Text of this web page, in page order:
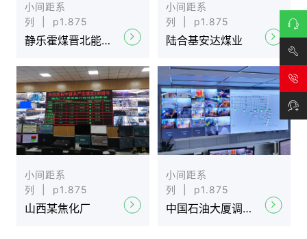
小间距系
列 | p1.875
静乐霍煤晋北能化公司
小间距系
列 | p1.875
陆合基安达煤业
小间距系
列 | p1.875
山西某焦化厂
小间距系
列 | p1.875
中国石油大厦调度中心
在线
咨询
技术
支持